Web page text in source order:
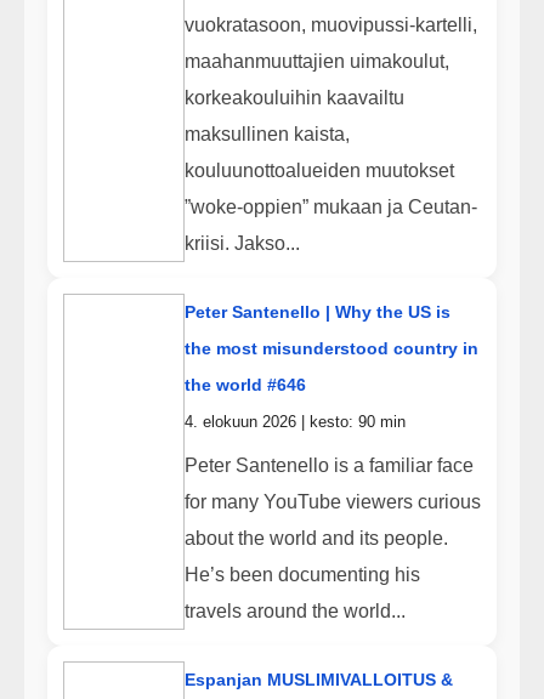
vuokratasoon, muovipussi-kartelli,
maahanmuuttajien uimakoulut,
korkeakouluihin kaavailtu
maksullinen kaista,
kouluunottoalueiden muutokset
”woke-oppien” mukaan ja Ceutan-
kriisi. Jakso...
Peter Santenello | Why the US is
the most misunderstood country in
the world #646
4. elokuun 2026 | kesto: 90 min
Peter Santenello is a familiar face
for many YouTube viewers curious
about the world and its people.
He’s been documenting his
travels around the world...
Espanjan MUSLIMIVALLOITUS &